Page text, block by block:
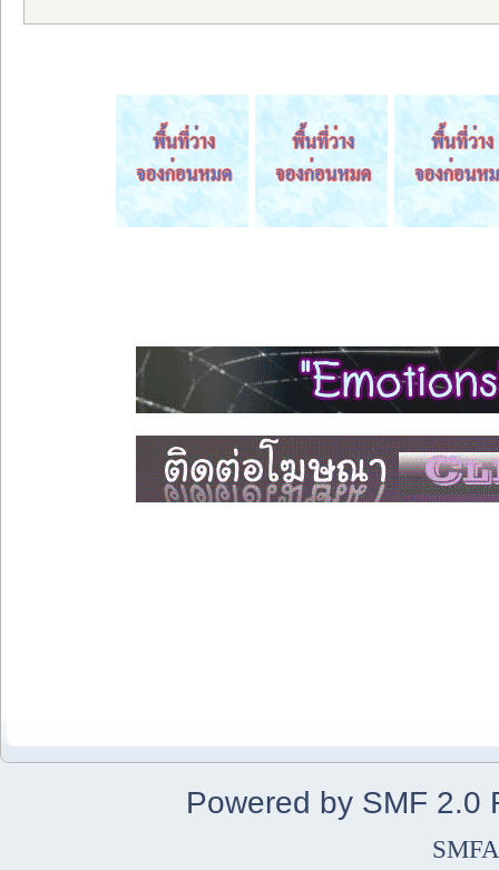
Powered by SMF 2.0